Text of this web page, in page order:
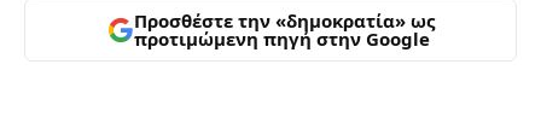
Προσθέστε την «δημοκρατία» ως
προτιμώμενη πηγή στην Google